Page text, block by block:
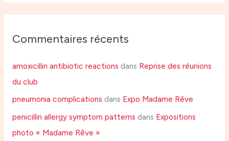
Commentaires récents
amoxicillin antibiotic reactions dans Reprise des réunions
du club
pneumonia complications dans Expo Madame Rêve
penicillin allergy symptom patterns dans Expositions
photo « Madame Rêve »